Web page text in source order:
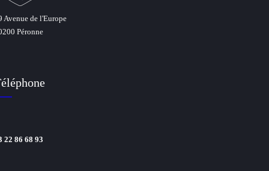
Avenue de l'Europe
Péronne
22 86 68 93